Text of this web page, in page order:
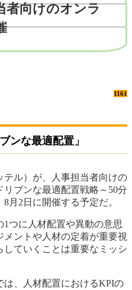
者向けのオンラ
1161
ンな最適配置」
ル）が、人事担当者向けの
ブンな最適配置戦略～50分
月2日に開催する予定だ。
1つに人材配置や異動の意思
ントや人材の定着が重要視
ていくことは重要なミッシ
は、人材配置におけるKPIの